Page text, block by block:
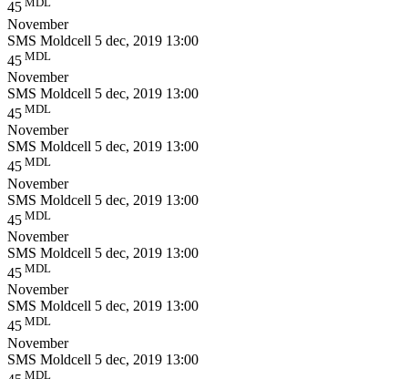
45
November
SMS Moldcell 5 dec, 2019 13:00
45 MDL
November
SMS Moldcell 5 dec, 2019 13:00
45 MDL
November
SMS Moldcell 5 dec, 2019 13:00
45 MDL
November
SMS Moldcell 5 dec, 2019 13:00
45 MDL
November
SMS Moldcell 5 dec, 2019 13:00
45 MDL
November
SMS Moldcell 5 dec, 2019 13:00
45 MDL
November
SMS Moldcell 5 dec, 2019 13:00
MDL